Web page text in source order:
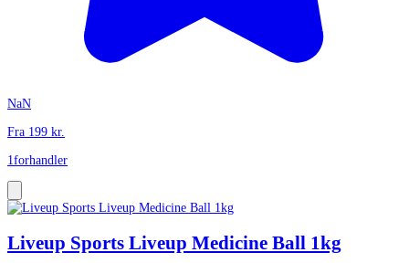
NaN
Fra 199 kr.
1 forhandler
Liveup Sports Liveup Medicine Ball 1kg